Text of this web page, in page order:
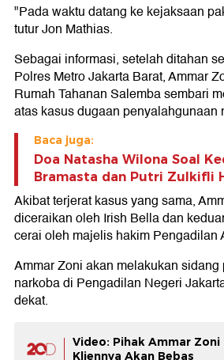
"Pada waktu datang ke kejaksaan
tutur Jon Mathias.
Sebagai informasi, setelah ditahan
Polres Metro Jakarta Barat, Ammar
Rumah Tahanan Salemba sembari
atas kasus dugaan penyalahgunaan
Baca juga:
Doa Natasha Wilona Soal
Bramasta dan Putri Zulkifli
Akibat terjerat kasus yang sama,
diceraikan oleh Irish Bella dan
cerai oleh majelis hakim Pengadilan
Ammar Zoni akan melakukan
narkoba di Pengadilan Negeri
dekat.
Video: Pihak Ammar Zoni
Kliennya Akan Bebas